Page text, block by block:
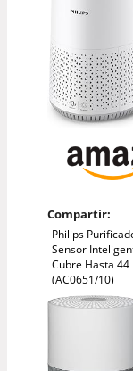
Compartir:
Philips
Sensor
Cubre Hasta 44
(AC0651/10)